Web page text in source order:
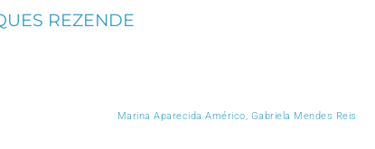
REZENDE
Marina Aparecida Américo, Gabriela Mendes Reis